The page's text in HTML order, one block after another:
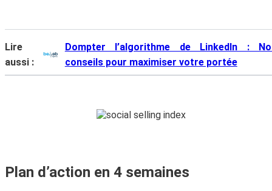
Lire
aussi :
Dompter l’algorithme de LinkedIn :
conseils pour maximiser votre portée
Plan d’action en 4 semaines